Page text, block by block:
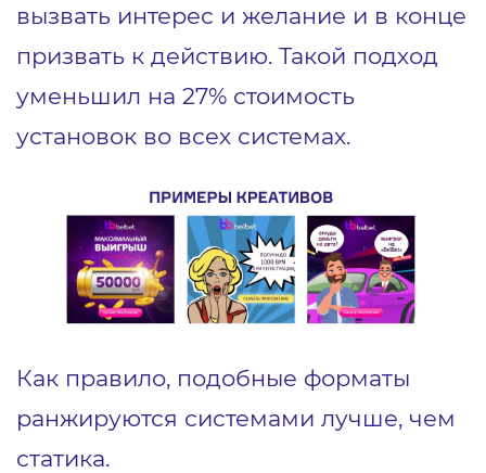
вызвать интерес и желание и в конце
призвать к действию. Такой подход
уменьшил на 27% стоимость
установок во всех системах.
Как правило, подобные форматы
ранжируются системами лучше, чем
статика.